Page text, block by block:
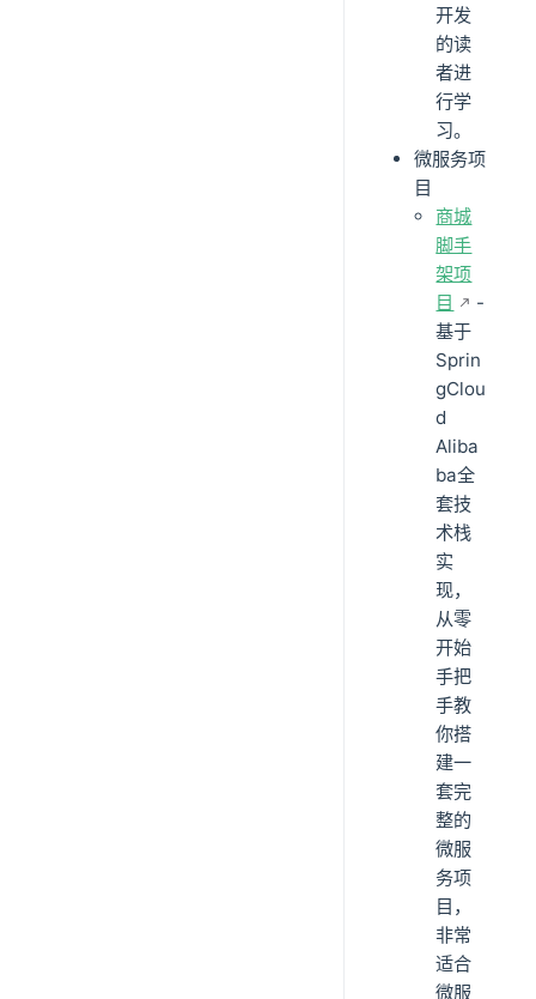
开发
的读
者进
行学
习。
微服务项
目
商城
脚手
架项
目
-
基于
Sprin
gClou
d
Aliba
ba全
套技
术栈
实
现，
从零
开始
手把
手教
你搭
建一
套完
整的
微服
务项
目，
非常
适合
微服